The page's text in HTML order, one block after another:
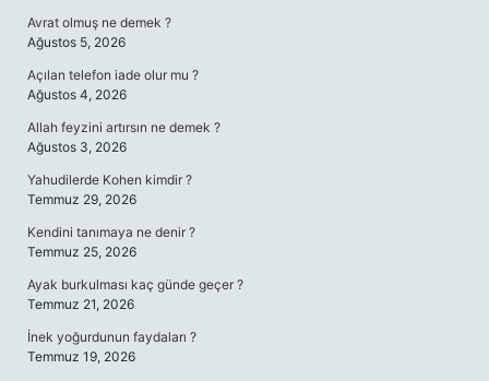
Avrat olmuş ne demek ?
Ağustos 5, 2026
Açılan telefon iade olur mu ?
Ağustos 4, 2026
Allah feyzini artırsın ne demek ?
Ağustos 3, 2026
Yahudilerde Kohen kimdir ?
Temmuz 29, 2026
Kendini tanımaya ne denir ?
Temmuz 25, 2026
Ayak burkulması kaç günde geçer ?
Temmuz 21, 2026
İnek yoğurdunun faydaları ?
Temmuz 19, 2026